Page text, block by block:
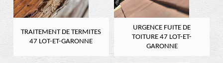
TRAITEMENT DE TERMITES
47 LOT-ET-GARONNE
URGENCE FUITE DE
TOITURE 47 LOT-ET-
GARONNE